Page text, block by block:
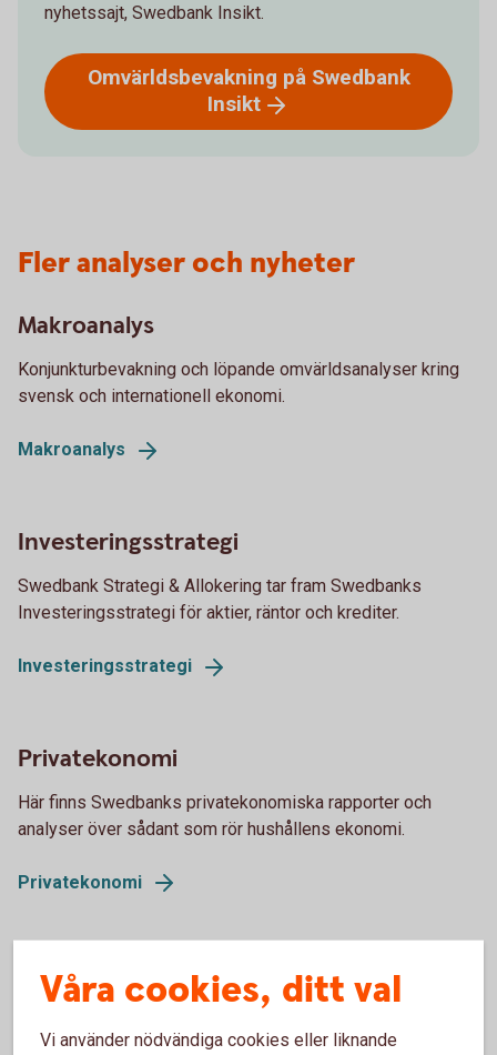
nyhetssajt, Swedbank Insikt.
Omvärldsbevakning på Swedbank
Insikt
Fler analyser och nyheter
Makroanalys
Konjunkturbevakning och löpande omvärldsanalyser kring
svensk och internationell ekonomi.
Makroanalys
Investeringsstrategi
Swedbank Strategi & Allokering tar fram Swedbanks
Investeringsstrategi för aktier, räntor och krediter.
Investeringsstrategi
Privatekonomi
Här finns Swedbanks privatekonomiska rapporter och
analyser över sådant som rör hushållens ekonomi.
Privatekonomi
Företagande
och företagare. Vi redovisar undersökningar, bland annat
Våra cookies, ditt val
Vi använder nödvändiga cookies eller liknande